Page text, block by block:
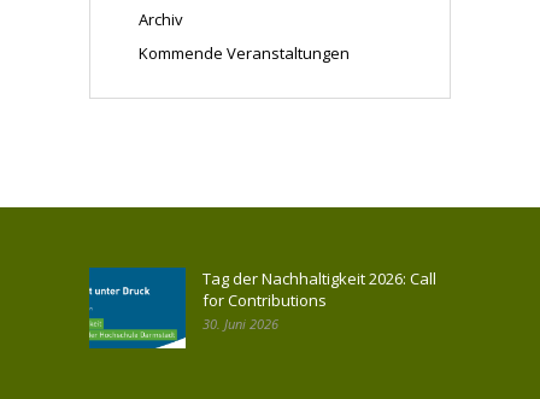
Archiv
Kommende Veranstaltungen
Tag der Nachhaltigkeit 2026: Call
for Contributions
30. Juni 2026